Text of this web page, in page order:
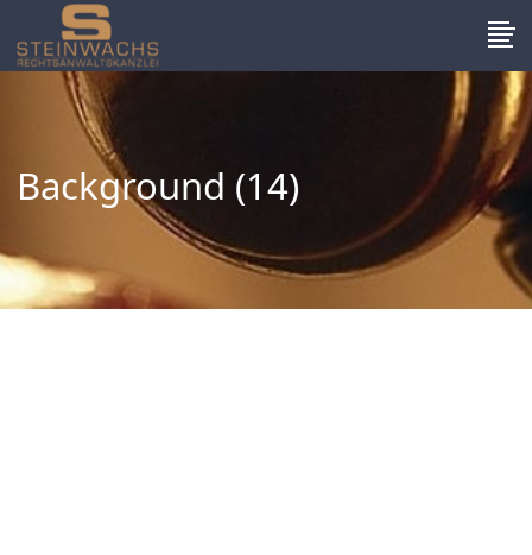
Background (14)